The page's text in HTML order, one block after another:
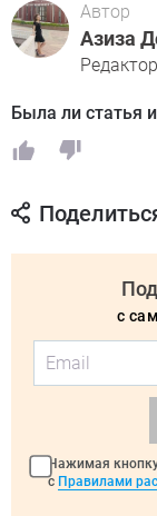
Автор
Азиза
Была ли статья
с
Нажимая
с Правилами